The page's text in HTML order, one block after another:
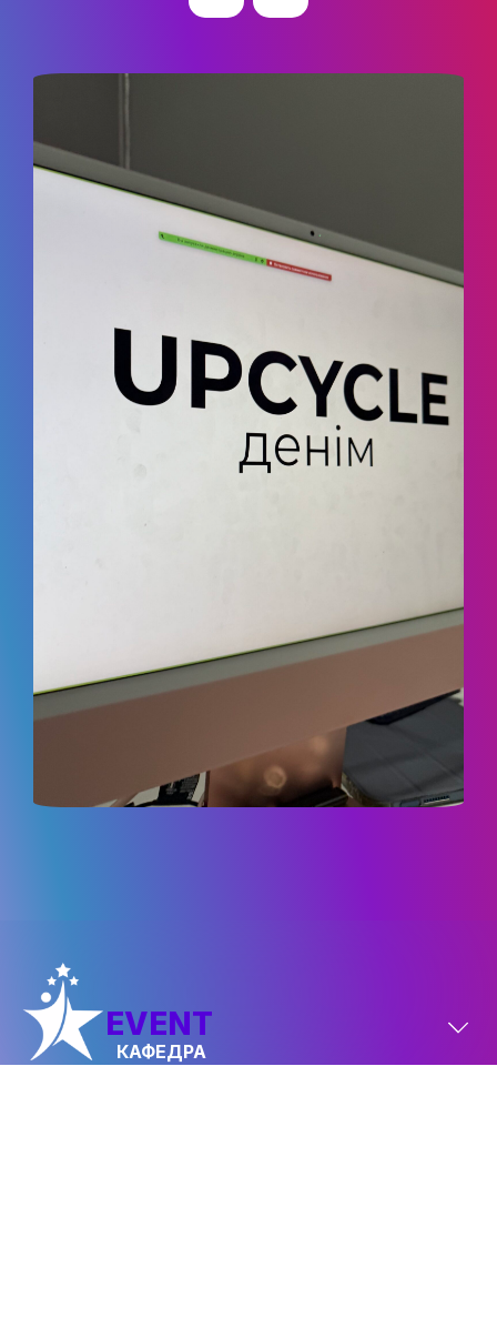
НАУК.РОБОТА СТУДЕНТІВ
ЯКІСТЬ ОСВІТИ
АКАДЕМІЧНА ДОБРОЧЕСНІСТЬ
ЗДОБУВАЧІВ
ДОСЯГНЕННЯ ТА МИСТЕЦЬКА
ДІЯЛЬНІСТЬ
РЕЄСТРАЦІЯ АБІТУРІЄНТА
ПЕРЕЛІК ДОКУМЕНТІВ
НОВИНИ ЗІРКОВОГО ФАКУЛЬТЕТУ
EVENT
КАФЕДРА